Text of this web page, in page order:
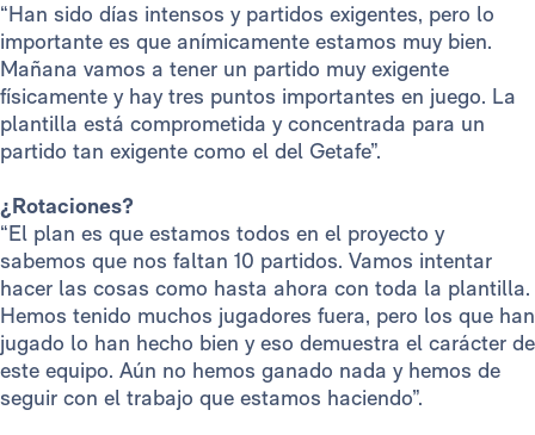
“Han sido días intensos y partidos exigentes, pero lo
importante es que anímicamente estamos muy bien.
Mañana vamos a tener un partido muy exigente
físicamente y hay tres puntos importantes en juego. La
plantilla está comprometida y concentrada para un
partido tan exigente como el del Getafe”.
¿Rotaciones?
“El plan es que estamos todos en el proyecto y
sabemos que nos faltan 10 partidos. Vamos intentar
hacer las cosas como hasta ahora con toda la plantilla.
Hemos tenido muchos jugadores fuera, pero los que han
jugado lo han hecho bien y eso demuestra el carácter de
este equipo. Aún no hemos ganado nada y hemos de
seguir con el trabajo que estamos haciendo”.